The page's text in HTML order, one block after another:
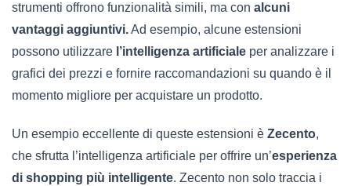
strumenti offrono funzionalità simili, ma con alcuni
vantaggi aggiuntivi.Ad esempio, alcune estensioni
possono utilizzare l’intelligenza artificiale per analizzare i
grafici dei prezzi e fornire raccomandazioni su quando è il
momento migliore per acquistare un prodotto.
Un esempio eccellente di queste estensioni è Zecento,
che sfrutta l’intelligenza artificiale per offrire un’esperienza
di shopping più intelligente. Zecento non solo traccia i